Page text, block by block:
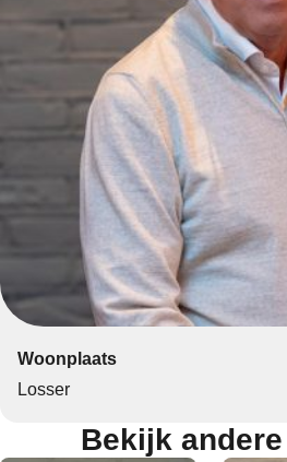
Woonplaats
Losser
Bekijk